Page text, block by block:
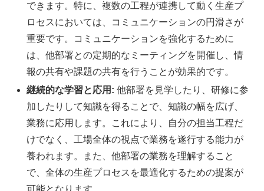
できます。特に、複数の工程が連携して動く生産プ
ロセスにおいては、コミュニケーションの円滑さが
重要です。コミュニケーションを強化するために
は、他部署との定期的なミーティングを開催し、情
報の共有や課題の共有を行うことが効果的です。
継続的な学習と応用: 他部署を見学したり、研修に参
加したりして知識を得ることで、知識の幅を広げ、
業務に応用します。これにより、自分の担当工程だ
けでなく、工場全体の視点で業務を遂行する能力が
養われます。また、他部署の業務を理解すること
で、全体の生産プロセスを最適化するための提案が